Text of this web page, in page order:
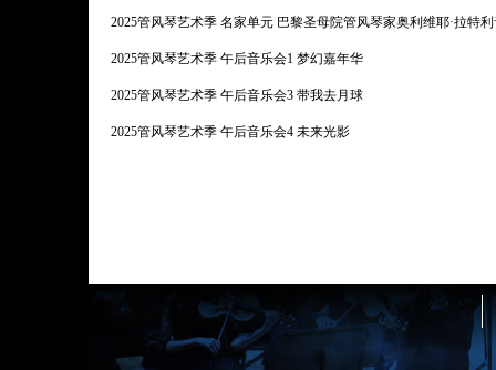
2025管风琴艺术季 名家单元 巴黎圣母院管风琴家奥利维耶·拉特
2025管风琴艺术季 午后音乐会1 梦幻嘉年华
2025管风琴艺术季 午后音乐会3 带我去月球
2025管风琴艺术季 午后音乐会4 未来光影